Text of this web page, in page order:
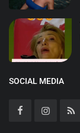
SOCIAL MEDIA